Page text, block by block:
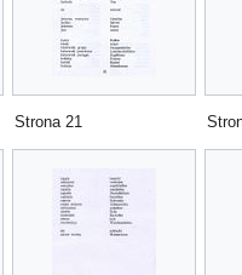
Strona 21